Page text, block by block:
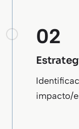
02
impacto/